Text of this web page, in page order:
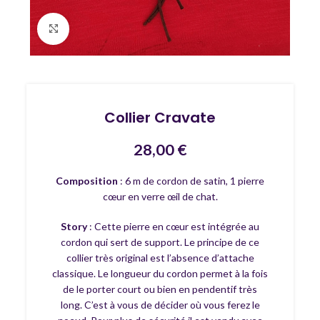
Collier Cravate
28,00€
Composition : 6 m de cordon de satin, 1 pierre
cœur en verre œil de chat.
Story: Cette pierre en cœur est intégrée au
cordon qui sert de support. Le principe de ce
collier très original est l’absence d’attache
classique. Le longueur du cordon permet à la fois
de le porter court ou bien en pendentif très
long. C’est à vous de décider où vous ferez le